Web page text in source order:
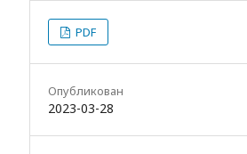
PDF
Опубликован
2023-03-28